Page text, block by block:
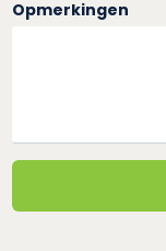
Opmerkingen